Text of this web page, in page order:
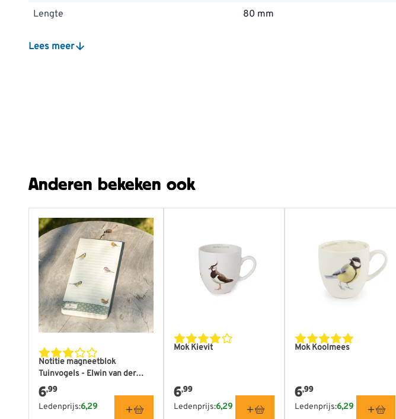
Lengte 80 mm
Lees meer
Anderen bekeken ook
Notitie magneetblok
Tuinvogels - Elwin van der
Kolk
6,99
Ledenprijs:6,29
Mok Kievit
6,99
Ledenprijs:6,29
Mok Koolmees
6,99
Ledenprijs:6,29